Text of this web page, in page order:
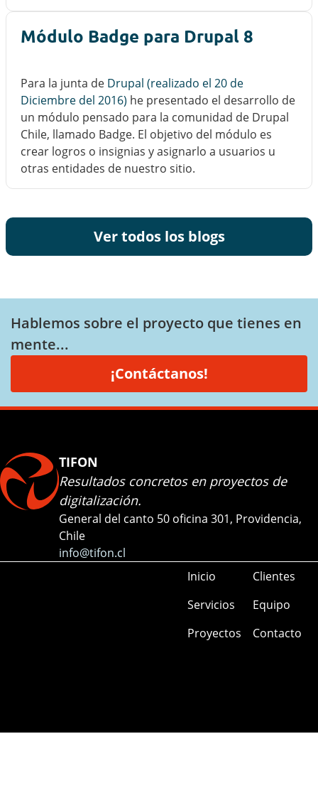
Módulo Badge para Drupal 8
Para la junta de Drupal (realizado el 20 de
Diciembre del 2016) he presentado el desarrollo de
un módulo pensado para la comunidad de Drupal
Chile, llamado Badge. El objetivo del módulo es
crear logros o insignias y asignarlo a usuarios u
otras entidades de nuestro sitio.
Ver todos los blogs
Hablemos sobre el proyecto que tienes en
mente...
¡Contáctanos!
TIFON
Resultados concretos en proyectos de
digitalización.
General del canto 50 oficina 301, Providencia,
Chile
info@tifon.cl
Inicio
Servicios
Proyectos
Clientes
Equipo
Contacto